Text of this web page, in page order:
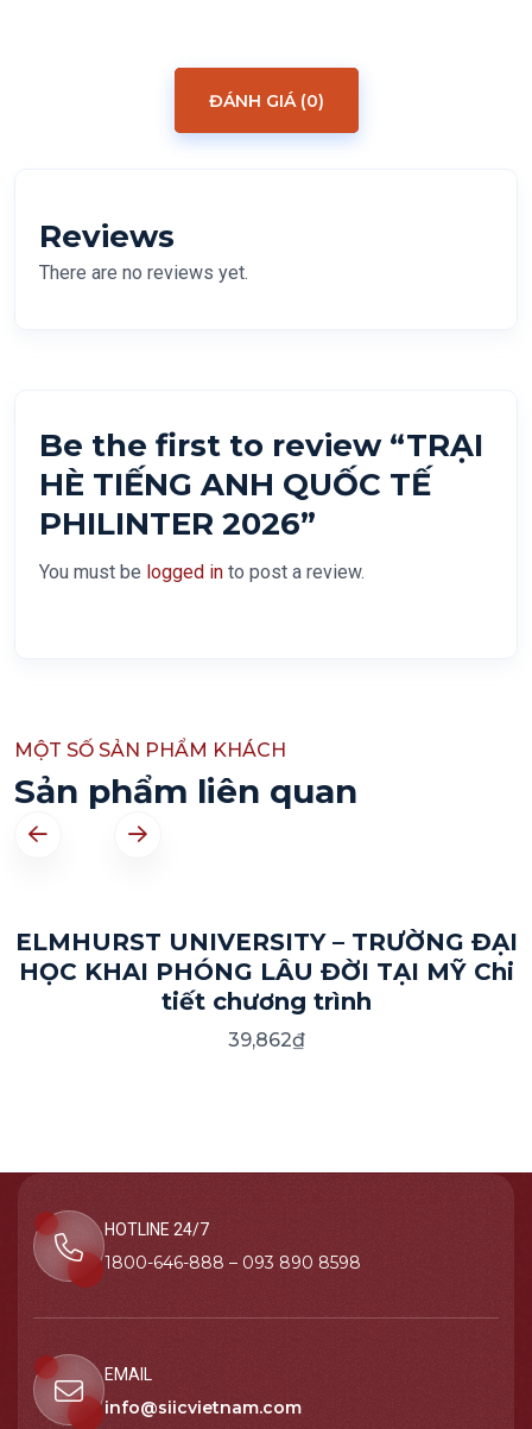
ĐÁNH GIÁ (0)
Reviews
There are no reviews yet.
Be the first to review “TRẠI
HÈ TIẾNG ANH QUỐC TẾ
PHILINTER 2026”
You must be logged in to post a review.
MỘT SỐ SẢN PHẨM KHÁCH
Sản phẩm liên quan
ELMHURST UNIVERSITY – TRƯỜNG ĐẠI
HỌC KHAI PHÓNG LÂU ĐỜI TẠI MỸ Chi
tiết chương trình
39,862₫
HOTLINE 24/7
1800-646-888 – 093 890 8598
EMAIL
info@siicvietnam.com